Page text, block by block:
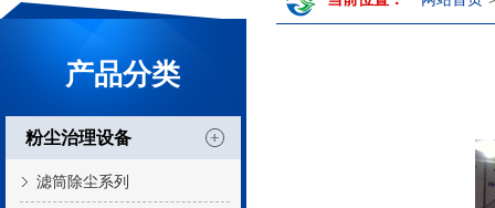
产品分类
粉尘治理设备
滤筒除尘系列